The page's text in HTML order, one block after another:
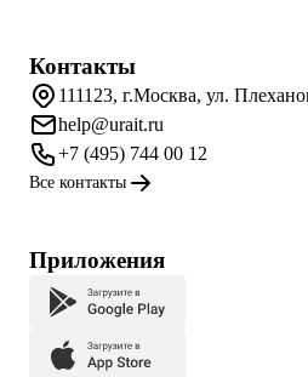
Контакты
111123, г.Москва, ул.
help@urait.ru
+7 (495) 744 00 12
Все контакты
Приложения